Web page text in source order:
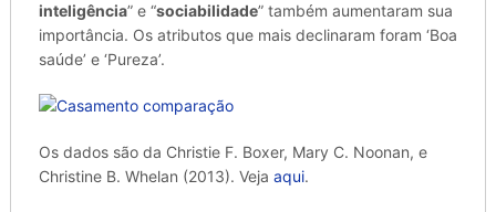
inteligência” e “sociabilidade” também aumentaram sua
importância. Os atributos que mais declinaram foram ‘Boa
saúde’ e ‘Pureza’.
Os dados são da Christie F. Boxer, Mary C. Noonan, e
Christine B. Whelan (2013). Veja aqui.